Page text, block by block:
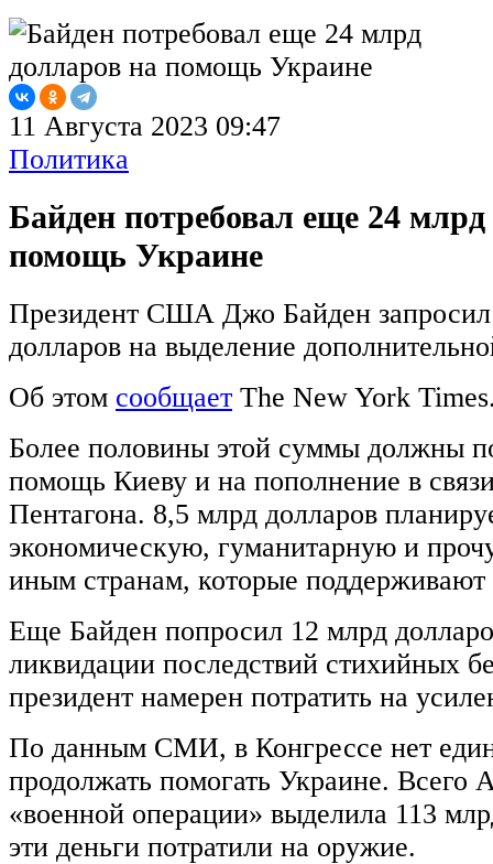
11 Августа 2023 09:47
Политика
Байден потребовал еще 24
помощь Украине
Президент США Джо Байден запросил
долларов на выделение
Об этом сообщает The New York
Более половины этой суммы должны
помощь Киеву и на пополнение в
Пентагона. 8,5 млрд долларов
экономическую, гуманитарную и
иным странам, которые
Еще Байден попросил 12 млрд
ликвидации последствий стихийных
президент намерен потратить на
По данным СМИ, в Конгрессе нет
продолжать помогать Украине. Всего
«военной операции» выделила 113
эти деньги потратили на оружие.